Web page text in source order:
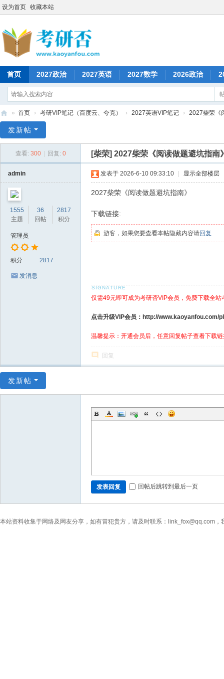
设为首页 收藏本站
首页 2027政治 2027英语 2027数学 2026政治
研
» 首页 › 考研VIP笔记（百度云、夸克） › 2027英语VIP笔记 › 2027柴荣《
发新帖
查看: 300 回复: 0 [柴荣] 2027柴荣《阅读做题避坑指南
admin
1555
主题
36
回帖
2817
积分
管理员
积分 2817
发消息
发表于 2026-6-10 09:33:10 显示全部楼层
2027柴荣《阅读做题避坑指南》
下载链接:
游客，如果您要查看本帖隐藏内容请回复
仅需49元即可成为考研否VIP会员，免费下载全站
点击升级VIP会员：http://www.kaoyanfou.com/
温馨提示：开通会员后，任意回复帖子查看下载
回复
发新帖
发表回复 回帖后跳转到最后一页
本站资料收集于网络及网友分享，如有冒犯贵方，请及时联系：link_fox@qq.com，